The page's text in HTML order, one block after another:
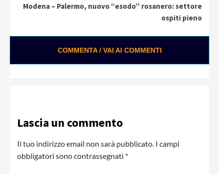
Modena – Palermo, nuovo “esodo” rosanero: settore
ospiti pieno
COMMENTA / VAI AI COMMENTI
Lascia un commento
Il tuo indirizzo email non sarà pubblicato. I campi
obbligatori sono contrassegnati *